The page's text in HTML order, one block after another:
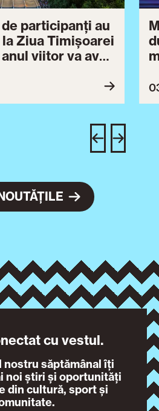
participanți au
Ziua Timișoarei
viitor va avea
cu vestul.
săptămânal îți
noi știri și oportunități
din cultură, sport și